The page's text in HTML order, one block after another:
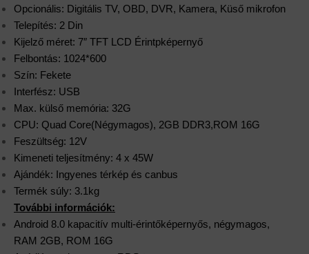
Opcionális: Digitális TV, OBD, DVR, Kamera, Küső mikrofon
Telepítés: 2 Din
Kijelző méret: 7″ TFT LCD Érintpképernyő
Felbontás: 1024*600
Szín: Fekete
Interfész: USB
Max. külső memória: 32G
CPU: Quad Core(Négymagos), 2GB DDR3,ROM 16G
Feszültség: 12V
Kimeneti teljesítmény: 4 x 45W
Ajándék: Ingyenes térkép és canbus
Termék súly: 3.1kg
További információk:
Android 8.0 kapacitív multi-érintőképernyős, négymagos,
RAM 2GB, ROM 16G